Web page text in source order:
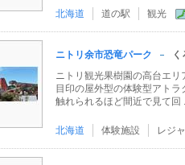
北海道 道の駅 観光
ニトリ余市恐竜パーク
ニトリ観光果樹園の高台エ
目印の屋外型の体験型アトラ
触れられるほど間近で見て回
北海道 体験施設 レジ